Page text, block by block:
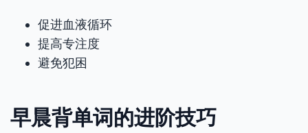
促进血液循环
提高专注度
避免犯困
早晨背单词的进阶技巧